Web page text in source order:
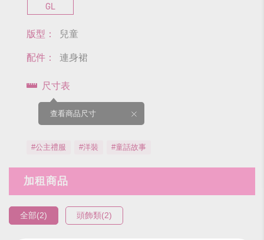
GL
版型： 兒童
配件： 連身裙
尺寸表
查看商品尺寸
#公主禮服 #洋裝 #童話故事
加租商品
全部(2) 頭飾類(2)